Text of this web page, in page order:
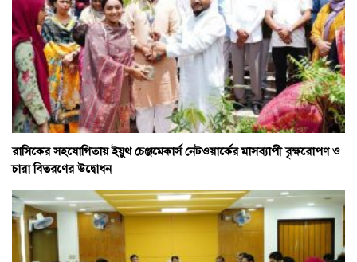
রাসিকের সহযোগিতায় ইয়ুথ চেঞ্জমেকার্স নেটওয়ার্কের মাসব্যাপী বৃক্ষরোপণ ও
চারা বিতরণের উদ্বোধন